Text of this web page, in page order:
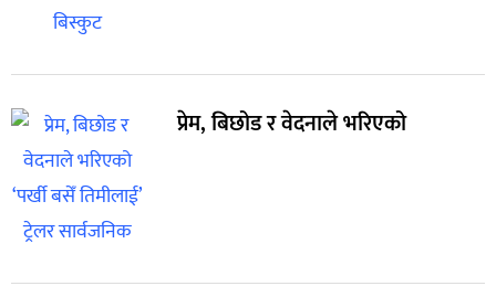
प्रेम, बिछोड र वेदनाले भरिएको